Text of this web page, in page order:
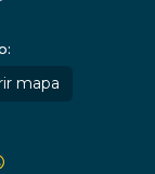
mapa